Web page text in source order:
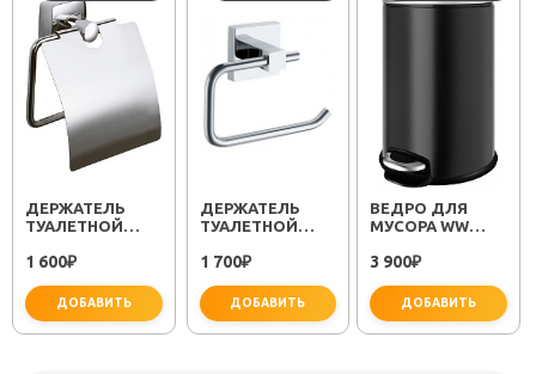
ДЕРЖАТЕЛЬ
ТУАЛЕТНОЙ
KVADRO FX-
1 600₽
ДОБАВИТЬ
ДЕРЖАТЕЛЬ
ТУАЛЕТНОЙ
FX-11110A
1 700₽
ДОБАВИТЬ
ВЕДРО ДЛЯ
МУСОРА WW
3 900₽
ДОБАВИТЬ